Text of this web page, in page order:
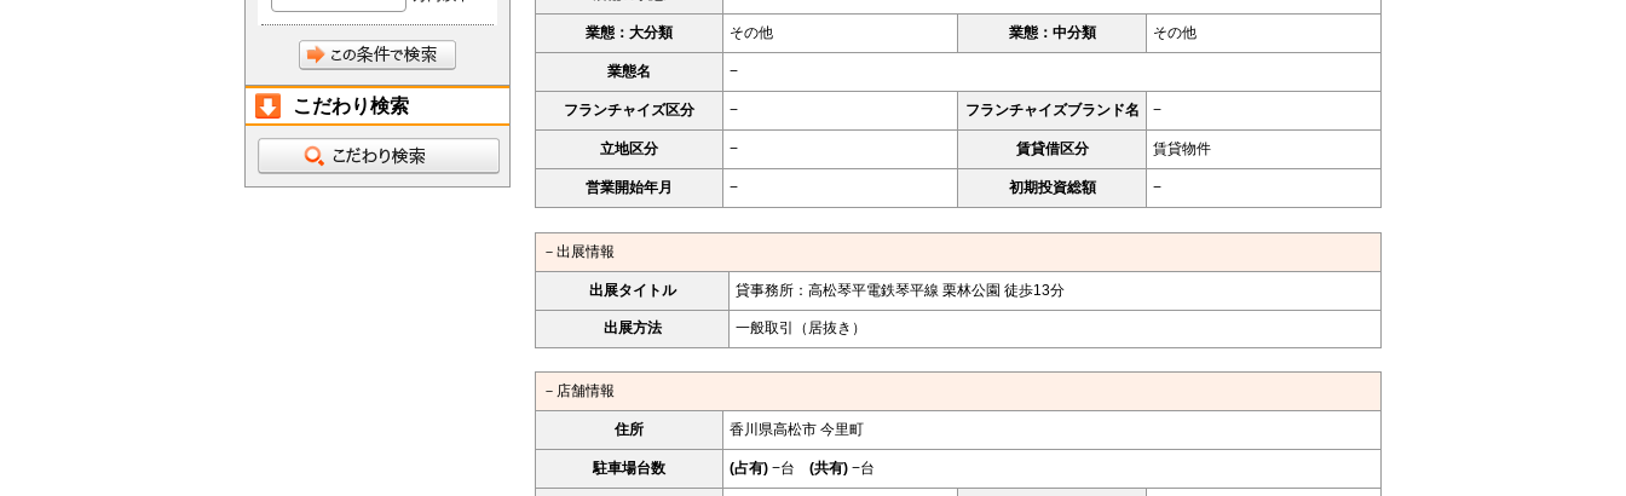
業態：大分類 その他 業態：中分類 その他
業態名 −
フランチャイズ区分 − フランチャイズブランド名 −
立地区分 − 賃貸借区分 賃貸物件
営業開始年月 − 初期投資総額 −
－出展情報
出展タイトル 貸事務所：高松琴平電鉄琴平線 栗林公園 徒歩13分
出展方法 一般取引（居抜き）
－店舗情報
住所 香川県高松市 今里町
駐車場台数 (占有) −台 (共有) −台
こだわり検索